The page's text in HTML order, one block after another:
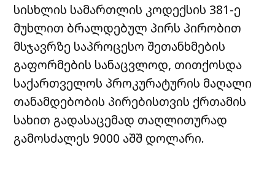
სისხლის სამართლის კოდექსის 381-ე
მუხლით ბრალდებულ პირს პირობით
მსჯავრზე საპროცესო შეთანხმების
გაფორმების სანაცვლოდ, თითქოსდა
საქართველოს პროკურატურის მაღალი
თანამდებობის პირებისთვის ქრთამის
სახით გადასაცემად თაღლითურად
გამოსძალეს 9000 აშშ დოლარი.